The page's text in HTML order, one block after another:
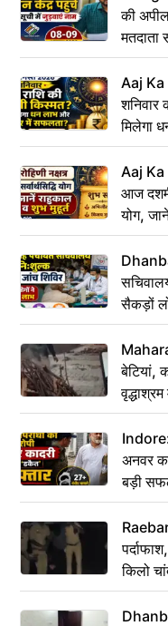
की
मतदाता
Aaj
शनिवार
मिलेगा
Aaj
आज दशमी
योग,
सैकड़ों
बेटियां,
कहा–
Indore:
अनवर
बड़ी
किलो